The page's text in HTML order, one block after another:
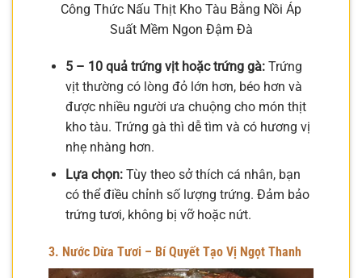
Công Thức Nấu Thịt Kho Tàu Bằng Nồi Áp
Suất Mềm Ngon Đậm Đà
5 – 10 quả trứng vịt hoặc trứng gà:Trứng
vịt thường có lòng đỏ lớn hơn, béo hơn và
được nhiều người ưa chuộng cho món thịt
kho tàu. Trứng gà thì dễ tìm và có hương vị
nhẹ nhàng hơn.
Lựa chọn:Tùy theo sở thích cá nhân, bạn
có thể điều chỉnh số lượng trứng. Đảm bảo
trứng tươi, không bị vỡ hoặc nứt.
3. Nước Dừa Tươi – Bí Quyết Tạo Vị Ngọt Thanh